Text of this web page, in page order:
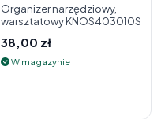
Organizer narzędziowy,
warsztatowy KNOS403010S
38,00 zł
W magazynie